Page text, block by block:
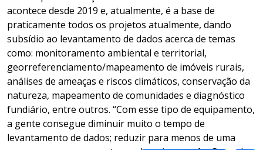
acontece desde 2019 e, atualmente, é a base de
praticamente todos os projetos atualmente, dando
subsídio ao levantamento de dados acerca de temas
como: monitoramento ambiental e territorial,
georreferenciamento/mapeamento de imóveis rurais,
análises de ameaças e riscos climáticos, conservação da
natureza, mapeamento de comunidades e diagnóstico
fundiário, entre outros. “Com esse tipo de equipamento,
a gente consegue diminuir muito o tempo de
levantamento de dados; reduzir para menos de uma